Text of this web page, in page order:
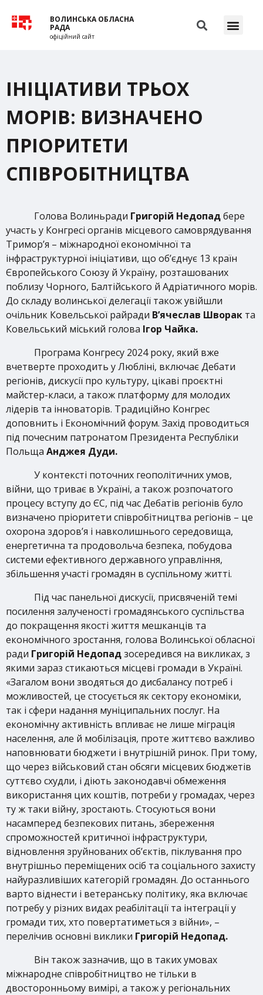
ВОЛИНСЬКА ОБЛАСНА
РАДА
офіційний сайт
ІНІЦІАТИВИ ТРЬОХ
МОРІВ: ВИЗНАЧЕНО
ПРІОРИТЕТИ
СПІВРОБІТНИЦТВА
Голова Волиньради Григорій Недопадбере
участь у Конгресі органів місцевого самоврядування
Тримор’я – міжнародної економічної та
інфраструктурної ініціативи, що об’єднує 13 країн
Європейського Союзу й Україну, розташованих
поблизу Чорного, Балтійського й Адріатичного морів.
До складу волинської делегації також увійшли
очільник Ковельської райради В’ячеслав Шворак та
Ковельський міський голова Ігор Чайка.
Програма Конгресу 2024 року, який вже
вчетверте проходить у Любліні, включає Дебати
регіонів, дискусії про культуру, цікаві проєктні
майстер-класи, а також платформу для молодих
лідерів та інноваторів. Традиційно Конгрес
доповнить і Економічний форум. Захід проводиться
під почесним патронатом Президента Республіки
Польща Анджея Дуди.
У контексті поточних геополітичних умов,
війни, що триває в Україні, а також розпочатого
процесу вступу до ЄС, під час Дебатів регіонів було
визначено пріоритети співробітництва регіонів – це
охорона здоров’я і навколишнього середовища,
енергетична та продовольча безпека, побудова
системи ефективного державного управління,
збільшення участі громадян в суспільному житті.
Під час панельної дискусії, присвяченій темі
посилення залученості громадянського суспільства
до покращення якості життя мешканців та
економічного зростання, голова Волинської обласної
ради Григорій Недопадзосередився на викликах, з
якими зараз стикаються місцеві громади в Україні.
«Загалом вони зводяться до дисбалансу потреб і
можливостей, це стосується як сектору економіки,
так і сфери надання муніципальних послуг. На
економічну активність впливає не лише міграція
населення, але й мобілізація, проте життєво важливо
наповнювати бюджети і внутрішній ринок. При тому,
що через військовий стан обсяги місцевих бюджетів
суттєво схудли, і діють законодавчі обмеження
використання цих коштів, потреби у громадах, через
ту ж таки війну, зростають. Стосуються вони
насамперед безпекових питань, збереження
спроможностей критичної інфраструктури,
відновлення зруйнованих об’єктів, піклування про
внутрішньо переміщених осіб та соціального захисту
найуразливіших категорій громадян. До останнього
варто віднести і ветеранську політику, яка включає
потребу у різних видах реабілітації та інтеграції у
громади тих, хто повертатиметься з війни», –
перелічив основні виклики Григорій Недопад.
Він також зазначив, що в таких умовах
міжнародне співробітництво не тільки в
двосторонньому вимірі, а також у регіональних